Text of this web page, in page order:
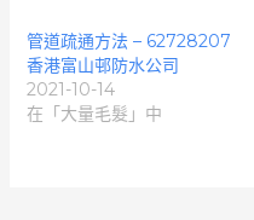
管道疏通方法 – 62728207
香港富山邨防水公司
2021-10-14
在「大量毛髮」中